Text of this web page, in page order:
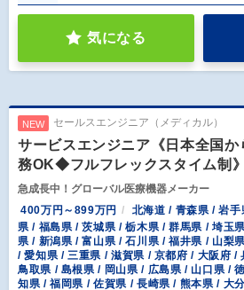
気になる
NEW セールスエンジニア（メディカル）
サービスエンジニア《日本全国
務OK◆フルフレックスタイム制》
急成長中！グローバル医療機器メーカー
400万円～899万円
北海道 / 青森県 / 岩
県 / 福島県 / 茨城県 / 栃木県 / 群馬県 / 埼玉
県 / 新潟県 / 富山県 / 石川県 / 福井県 / 山梨
/ 愛知県 / 三重県 / 滋賀県 / 京都府 / 大阪府 /
鳥取県 / 島根県 / 岡山県 / 広島県 / 山口県 /
知県 / 福岡県 / 佐賀県 / 長崎県 / 熊本県 / 大